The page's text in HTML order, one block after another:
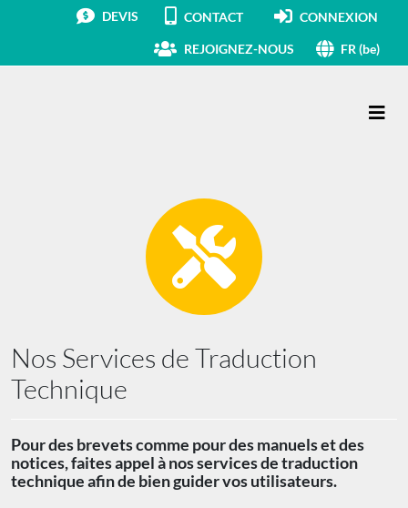
DEVIS CONTACT CONNEXION
REJOIGNEZ-NOUS FR (be)
Nos Services de Traduction
Technique
Pour des brevets comme pour des manuels et des
notices, faites appel à nos services de traduction
technique afin de bien guider vos utilisateurs.